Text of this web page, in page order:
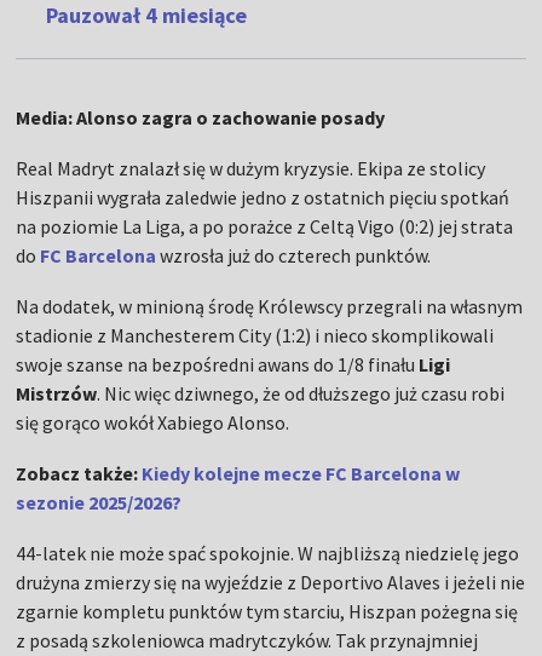
Pauzował 4 miesiące
Media: Alonso zagra o zachowanie posady
Real Madryt znalazł się w dużym kryzysie. Ekipa ze stolicy
Hiszpanii wygrała zaledwie jedno z ostatnich pięciu spotkań
na poziomie La Liga, a po porażce z Celtą Vigo (0:2) jej strata
do FC Barcelona wzrosła już do czterech punktów.
Na dodatek, w minioną środę Królewscy przegrali na własnym
stadionie z Manchesterem City (1:2) i nieco skomplikowali
swoje szanse na bezpośredni awans do 1/8 finału Ligi
Mistrzów. Nic więc dziwnego, że od dłuższego już czasu robi
się gorąco wokół Xabiego Alonso.
Zobacz także: Kiedy kolejne mecze FC Barcelona w
sezonie 2025/2026?
44-latek nie może spać spokojnie. W najbliższą niedzielę jego
drużyna zmierzy się na wyjeździe z Deportivo Alaves i jeżeli nie
zgarnie kompletu punktów tym starciu, Hiszpan pożegna się
z posadą szkoleniowca madrytczyków. Tak przynajmniej